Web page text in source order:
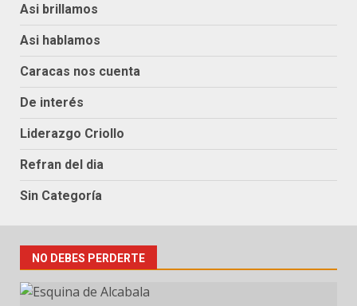
Asi brillamos
Asi hablamos
Caracas nos cuenta
De interés
Liderazgo Criollo
Refran del dia
Sin Categoría
NO DEBES PERDERTE